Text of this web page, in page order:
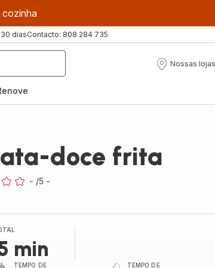
cozinha
diasContacto: 808 284 735
Nossas lojas
Nossas
doce frita
- /5 -
min
TEMPO DE
TEMPO DE